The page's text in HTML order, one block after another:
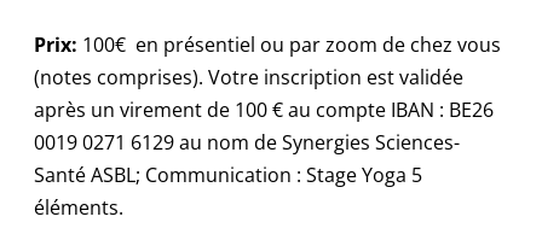
Prix: 100€ en présentiel ou par zoom de chez vous
(notes comprises). Votre inscription est validée
après un virement de 100 € au compte IBAN : BE26
0019 0271 6129 au nom de Synergies Sciences-
Santé ASBL; Communication : Stage Yoga 5
éléments.